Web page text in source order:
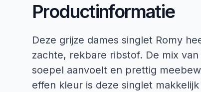
Productinformatie
Deze grijze dames singlet Romy
zachte, rekbare ribstof. De mix
soepel aanvoelt en prettig
effen kleur is deze singlet